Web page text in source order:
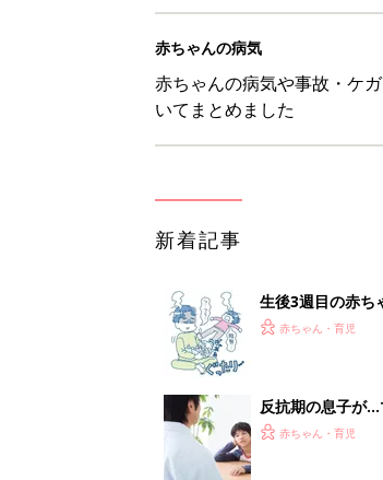
赤ちゃんの病気
赤ちゃんの病気や事故・ケ
いてまとめました
新着記事
生後3週目の赤ち
って本当？【専門
赤ちゃん・育児
反抗期の息子が
赤ちゃん・育児